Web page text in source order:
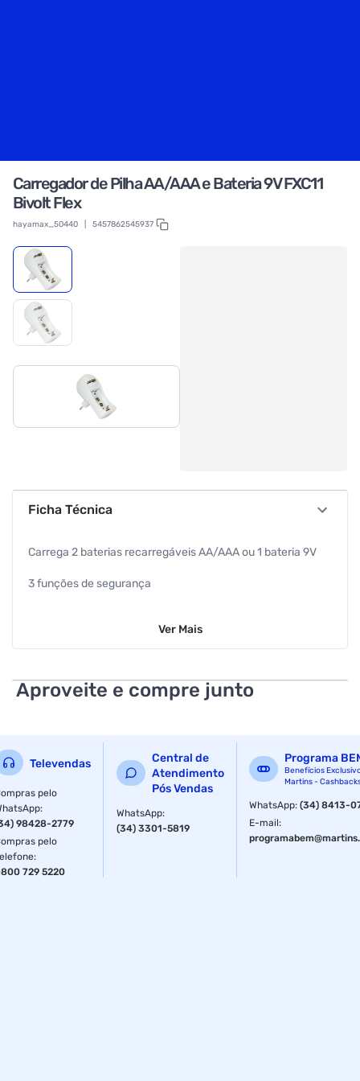
Carregador de Pilha AA/AAA e Bateria 9V FXC11
Bivolt Flex
hayamax_50440 5457862545937
Ficha Técnica
Carrega 2 baterias recarregáveis AA/AAA ou 1 bateria 9V
3 funções de segurança
Proteção contra curto-circuito
Desligamento automático
2 canais de cargas independentes
Bivolt automático (AC 100-240V).
Especificações
Voltagem do Produto
Ver Mais
Aproveite e compre junto
Televendas
pelo
:
98428-2779
pelo
:
729 5220
Central de
Atendimento
Pós Vendas
WhatsApp:
(34) 3301-5819
Programa
Benefícios
Martins -
WhatsApp:(34) 8413-
E-mail: